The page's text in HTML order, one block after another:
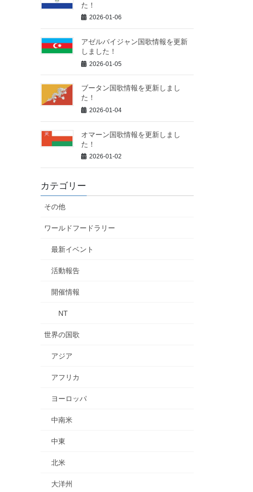
た！
2026-01-06
アゼルバイジャン国歌情報を更新
しました！
2026-01-05
ブータン国歌情報を更新しまし
た！
2026-01-04
オマーン国歌情報を更新しまし
た！
2026-01-02
カテゴリー
その他
ワールドフードラリー
最新イベント
活動報告
開催情報
NT
世界の国歌
アジア
アフリカ
ヨーロッパ
中南米
中東
北米
大洋州